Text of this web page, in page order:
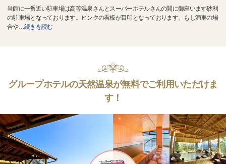
当館に一番近い駐車場は高等温泉さんとスーパーホテルさんの間に御座います砂利
の駐車場となっております。ピンクの看板が目印となっております。もし満車の場
合や…続きを読む
グループホテルの天然温泉が無料でご利用いただけま
す！